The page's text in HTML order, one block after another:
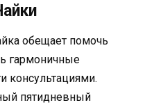
обещает помочь
гармоничные
консультациями.
пятидневный